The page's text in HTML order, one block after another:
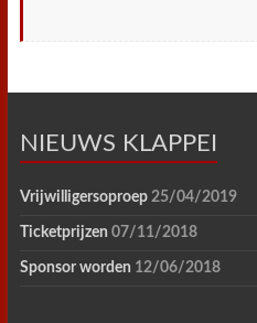
NIEUWS KLAPPEI
Vrijwilligersoproep 25/04/2019
Ticketprijzen 07/11/2018
Sponsor worden 12/06/2018